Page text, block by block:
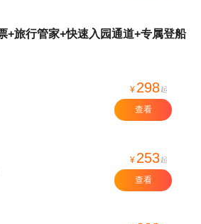
+旅行管家+快速入园通道+专属登船
¥ 298起
查看
¥ 253起
查看